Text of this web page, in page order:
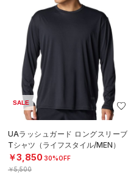
SALE
UAラッシュガード ロングスリーブ
Tシャツ（ライフスタイル/MEN）
￥3,850 30%OFF
￥5,500